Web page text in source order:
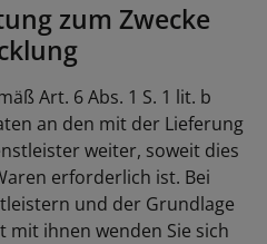
zum Zwecke
Art. 6 Abs. 1 S. 1 lit. b
an den mit der Lieferung
weiter, soweit dies
erforderlich ist. Bei
und der Grundlage
ihnen wenden Sie sich